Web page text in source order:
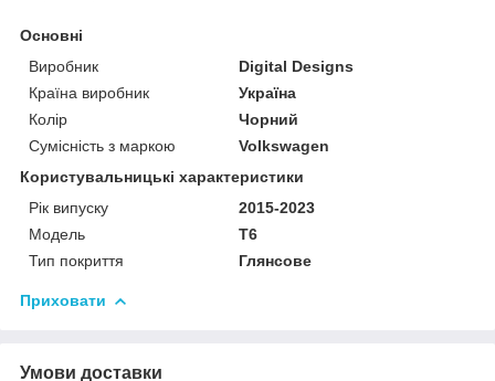
Основні
Виробник
Digital Designs
Країна виробник
Україна
Колір
Чорний
Сумісність з маркою
Volkswagen
Користувальницькі характеристики
Рік випуску
2015-2023
Мoдель
T6
Тип покриття
Глянсове
Приховати
Умови доставки